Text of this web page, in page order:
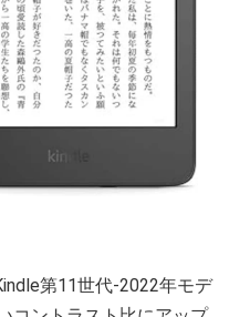
第11世代-2022年モデ